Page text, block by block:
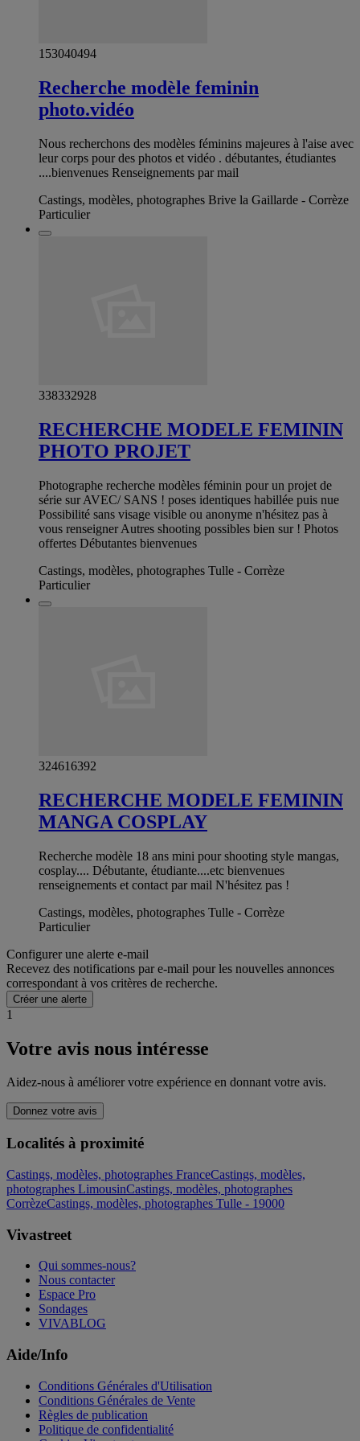
153040494
Recherche modèle feminin
photo.vidéo
Nous recherchons des modèles féminins majeures à l'aise avec
leur corps pour des photos et vidéo . débutantes, étudiantes
....bienvenues Renseignements par mail
Castings, modèles, photographes Brive la Gaillarde - Corrèze
Particulier
338332928
RECHERCHE MODELE FEMININ
PHOTO PROJET
Photographe recherche modèles féminin pour un projet de
série sur AVEC/ SANS ! poses identiques habillée puis nue
Possibilité sans visage visible ou anonyme n'hésitez pas à
vous renseigner Autres shooting possibles bien sur ! Photos
offertes Débutantes bienvenues
Castings, modèles, photographes Tulle - Corrèze
Particulier
324616392
RECHERCHE MODELE FEMININ
MANGA COSPLAY
Recherche modèle 18 ans mini pour shooting style mangas,
cosplay.... Débutante, étudiante....etc bienvenues
renseignements et contact par mail N'hésitez pas !
Castings, modèles, photographes Tulle - Corrèze
Particulier
Configurer une alerte e-mail
Recevez des notifications par e-mail pour les nouvelles annonces
correspondant à vos critères de recherche.
Créer une alerte
1
Votre avis nous intéresse
Aidez-nous à améliorer votre expérience en donnant votre avis.
Donnez votre avis
Localités à proximité
Castings, modèles, photographes FranceCastings, modèles,
photographes LimousinCastings, modèles, photographes
CorrèzeCastings, modèles, photographes Tulle - 19000
Vivastreet
Qui sommes-nous?
Nous contacter
Espace Pro
Sondages
VIVABLOG
Aide/Info
Conditions Générales d'Utilisation
Conditions Générales de Vente
Règles de publication
Politique de confidentialité